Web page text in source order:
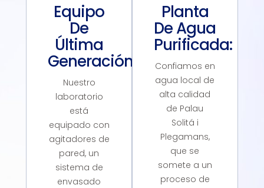
Equipo
De
Última
Generación:
Nuestro
laboratorio
está
equipado con
agitadores de
pared, un
sistema de
envasado
Planta
De Agua
Purificada:
Confiamos en
agua local de
alta calidad
de Palau
Solitá i
Plegamans,
que se
somete a un
proceso de